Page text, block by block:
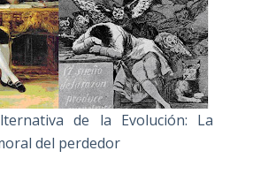
de la Evolución: La
del perdedor